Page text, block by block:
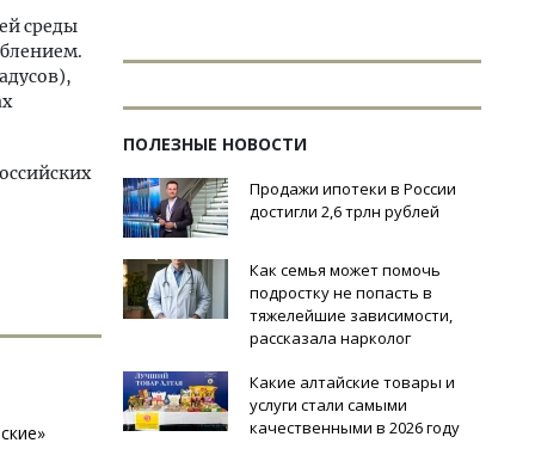
среды
ПОЛЕЗНЫЕ НОВОСТИ
Продажи ипотеки в России
достигли 2,6 трлн рублей
Как семья может помочь
подростку не попасть в
тяжелейшие зависимости,
рассказала нарколог
Какие алтайские товары и
услуги стали самыми
качественными в 2026 году